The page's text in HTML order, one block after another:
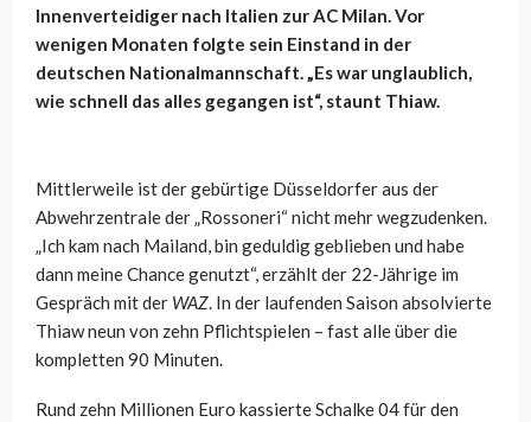
Innenverteidiger nach Italien zur AC Milan. Vor
wenigen Monaten folgte sein Einstand in der
deutschen Nationalmannschaft. „Es war unglaublich,
wie schnell das alles gegangen ist“, staunt Thiaw.
Mittlerweile ist der gebürtige Düsseldorfer aus der
Abwehrzentrale der „Rossoneri“ nicht mehr wegzudenken.
„Ich kam nach Mailand, bin geduldig geblieben und habe
dann meine Chance genutzt“, erzählt der 22-Jährige im
Gespräch mit der WAZ. In der laufenden Saison absolvierte
Thiaw neun von zehn Pflichtspielen – fast alle über die
kompletten 90 Minuten.
Rund zehn Millionen Euro kassierte Schalke 04 für den